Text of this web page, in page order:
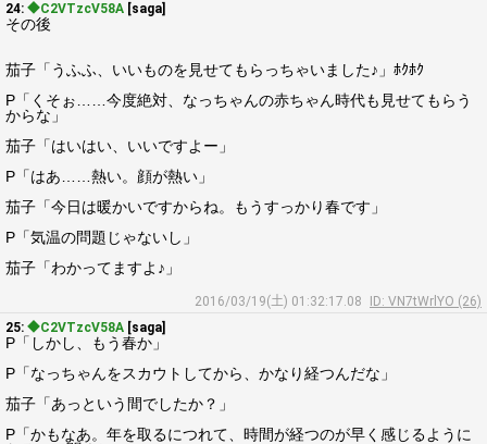
24: ◆C2VTzcV58A [saga]
その後
茄子「うふふ、いいものを見せてもらっちゃいました♪」ﾎｸﾎｸ
P「くそぉ……今度絶対、なっちゃんの赤ちゃん時代も見せてもらう
からな」
茄子「はいはい、いいですよー」
P「はあ……熱い。顔が熱い」
茄子「今日は暖かいですからね。もうすっかり春です」
P「気温の問題じゃないし」
茄子「わかってますよ♪」
2016/03/19(土) 01:32:17.08
ID: VN7tWrlYO (26)
25: ◆C2VTzcV58A [saga]
P「しかし、もう春か」
P「なっちゃんをスカウトしてから、かなり経つんだな」
茄子「あっという間でしたか？」
P「かもなあ。年を取るにつれて、時間が経つのが早く感じるように